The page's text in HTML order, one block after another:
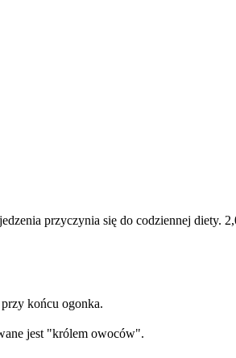
przyczynia się do codziennej diety.
końcu ogonka.
jest "królem owoców".